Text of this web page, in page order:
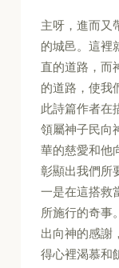
主呀，進而又
的城邑。這裡
直的道路，而
的道路，使我
此詩篇作者在
領屬神子民向
華的慈愛和他
彰顯出我們所
一是在這搭救
所施行的奇事
出向神的感謝
得心裡渴慕和